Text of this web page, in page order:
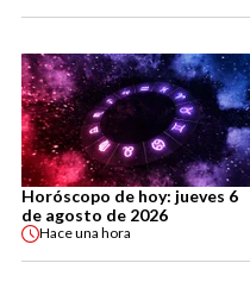
Horóscopo de hoy: jueves 6
de agosto de 2026
Haceuna hora